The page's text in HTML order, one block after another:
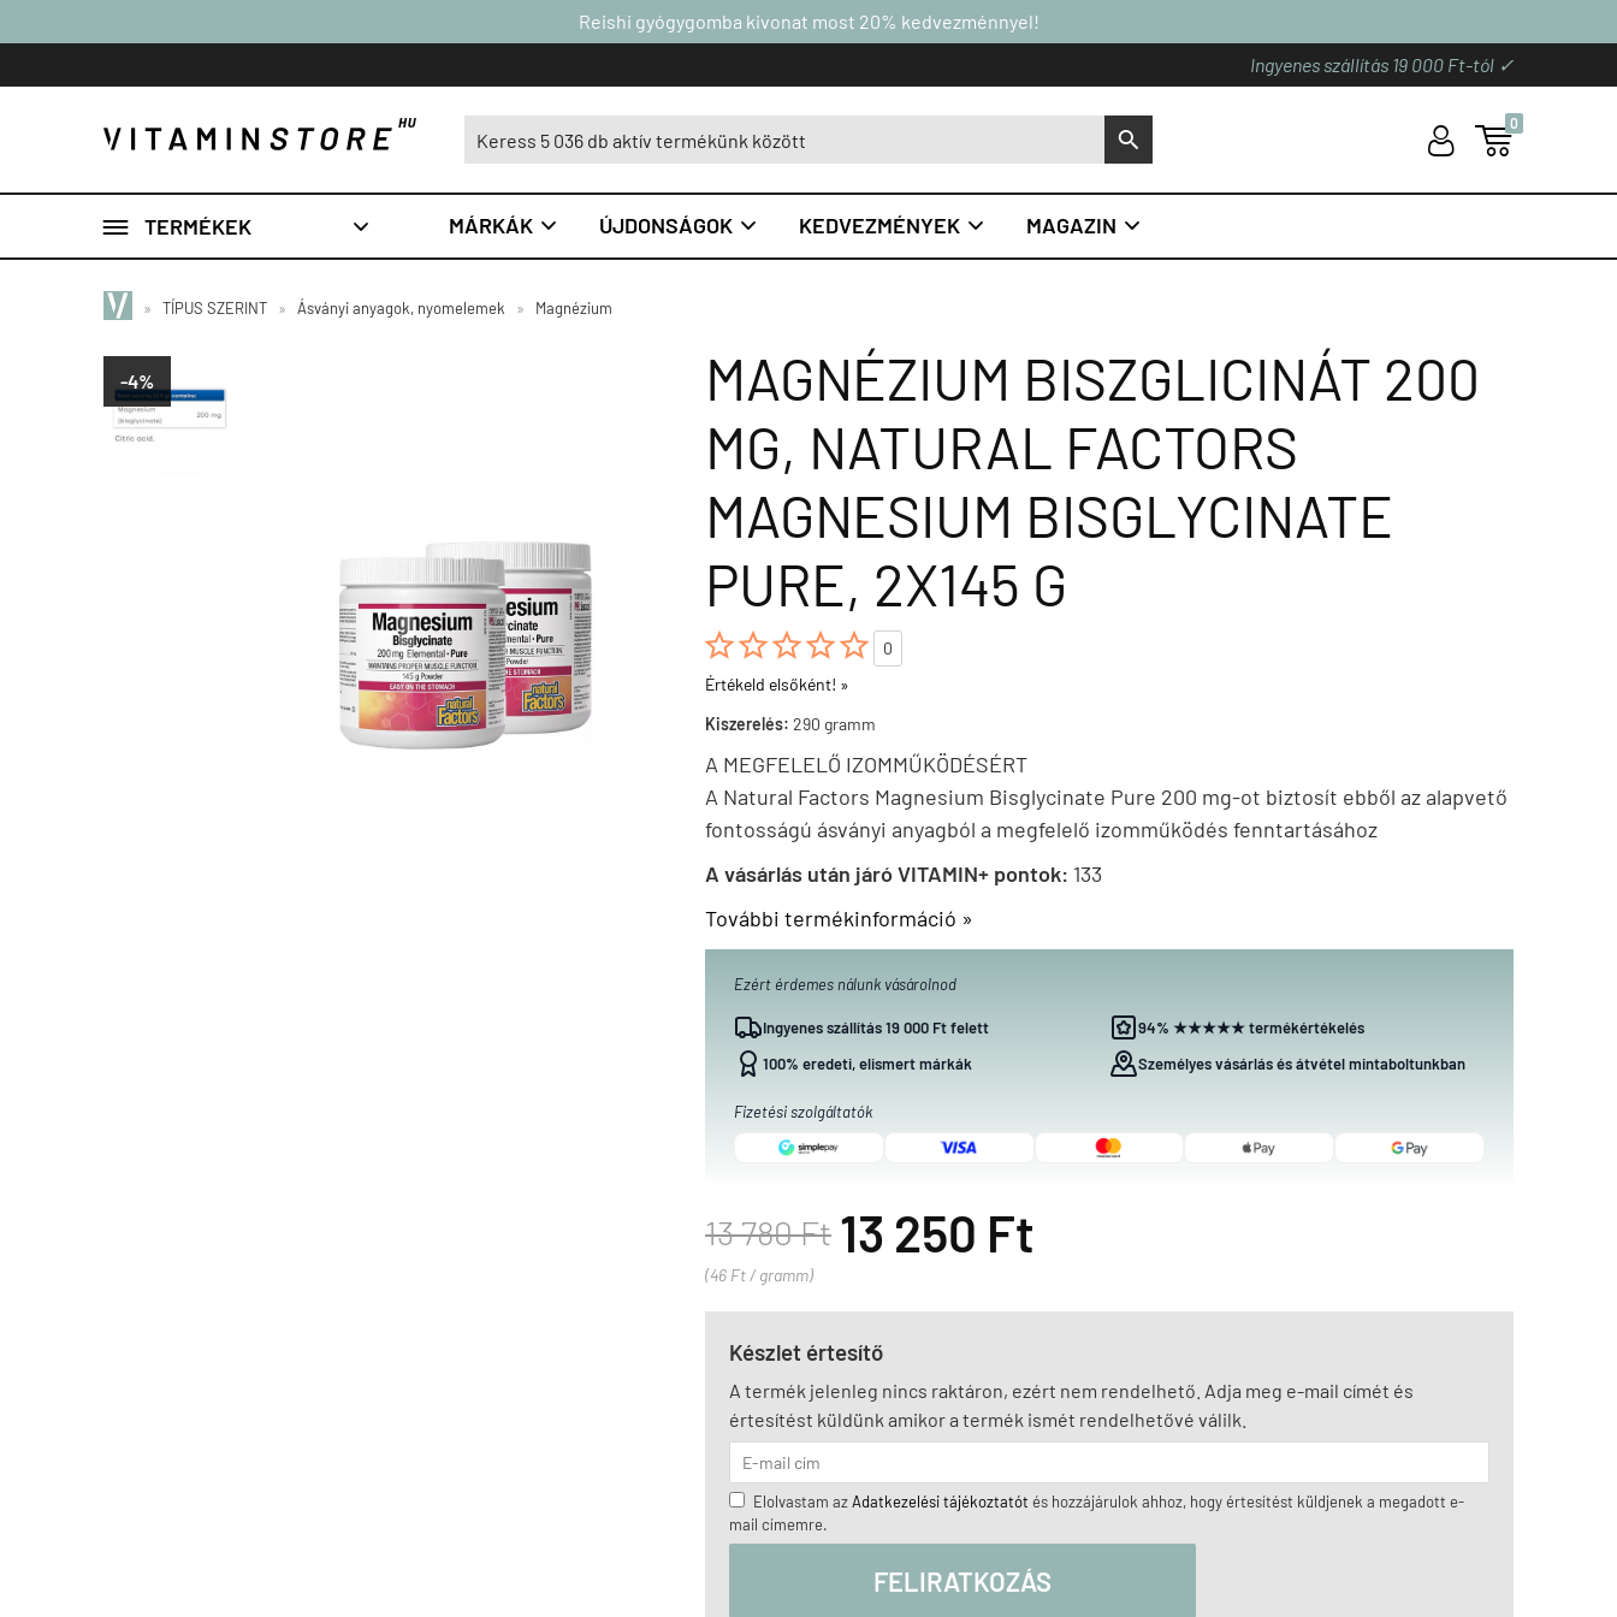
Reishi gyógygomba kivonat most 20% kedvezménnyel!
Ingyenes szállítás 19 000 Ft-tól ✓
S U 
0
 TERMÉKEK  MÁRKÁK  ÚJDONSÁGOK  KEDVEZMÉNYEK  MAGAZIN 
» TÍPUS SZERINT » Ásványi anyagok, nyomelemek » Magnézium
-4%
MAGNÉZIUM BISZGLICINÁT 200
MG, NATURAL FACTORS
MAGNESIUM BISGLYCINATE
PURE, 2X145 G

0
Értékeld elsőként! »
Kiszerelés: 290 gramm
A MEGFELELŐ IZOMMŰKÖDÉSÉRT
A Natural Factors Magnesium Bisglycinate Pure 200 mg-ot biztosít ebből az alapvető
fontosságú ásványi anyagból a megfelelő izomműködés fenntartásához
A vásárlás után járó VITAMIN+ pontok: 133
További termékinformáció »
Ezért érdemes nálunk vásárolnod
Ingyenes szállítás 19 000 Ft felett
94% ★★★★★ termékértékelés
100% eredeti, elismert márkák
Személyes vásárlás és átvétel mintaboltunkban
Fizetési szolgáltatók
13 780 Ft 13 250 Ft
(46 Ft / gramm)
Készlet értesítő
A termék jelenleg nincs raktáron, ezért nem rendelhető. Adja meg e-mail címét és
értesítést küldünk amikor a termék ismét rendelhetővé válilk.
Elolvastam azAdatkezelési tájékoztatót és hozzájárulok ahhoz, hogy értesítést küldjenek a megadott e-
mail címemre.
FELIRATKOZÁS